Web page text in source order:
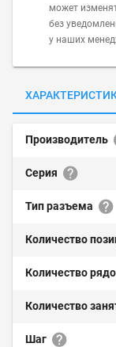
может
без
у наших
Производитель
Серия
Тип разъема
Количество
Количество
Количество
Шаг